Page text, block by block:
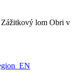
lom Obri v